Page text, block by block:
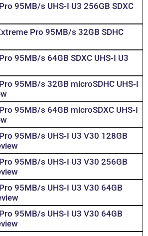
95MB/s UHS-I U3 256GB SDXC
Pro 95MB/s 32GB SDHC
95MB/s 64GB SDXC UHS-I U3
95MB/s 32GB microSDHC UHS-I
95MB/s 64GB microSDXC UHS-I
95MB/s UHS-I U3 V30 128GB
95MB/s UHS-I U3 V30 256GB
95MB/s UHS-I U3 V30 64GB
95MB/s UHS-I U3 V30 64GB